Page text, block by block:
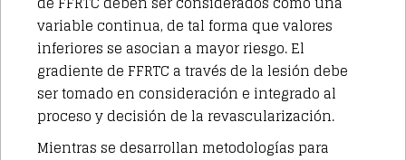
variable continua, de tal forma que valores
inferiores se asocian a mayor riesgo. El
gradiente de FFRTC a través de la lesión debe
ser tomado en consideración e integrado al
proceso y decisión de la revascularización.
Mientras se desarrollan metodologías para